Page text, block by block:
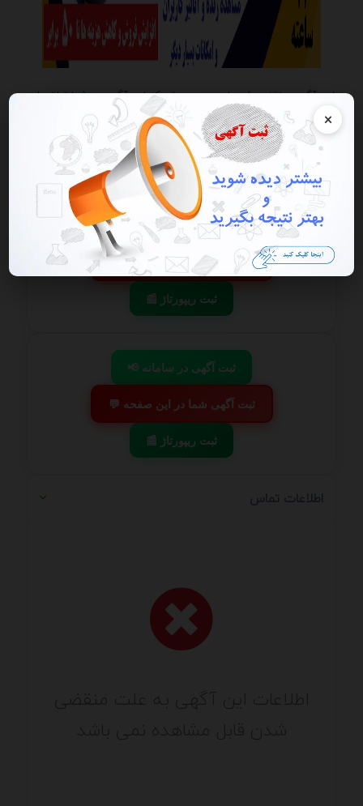
×
این آگهی منقضی شده است در صورتی که این آگهی به شما تعلق دارد
هرچه سریعتر به پنل کاربری خود مراجعه و اقدام به فعال سازی آن نمایید
گزارش آگهی ذخیره
📢 ثبت آگهی در سامانه
💬 ثبت آگهی شما در این صفحه
📰 ثبت ریپورتاژ
📢 ثبت آگهی در سامانه
💬 ثبت آگهی شما در این صفحه
📰 ثبت ریپورتاژ
اطلاعات تماس